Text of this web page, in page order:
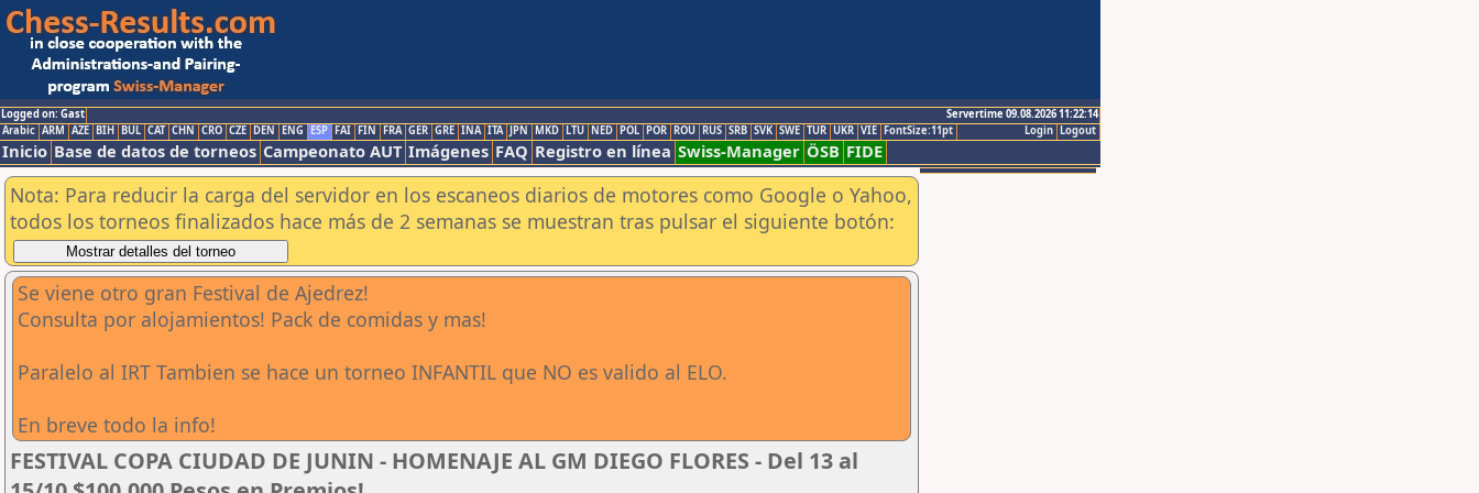
Logged on: Gast
Servertime 09.08.2026 11:22:14
Logout
Login
Arabic ARM AZE BIH BUL CAT CHN CRO CZE DEN ENG ESP FAI FIN FRA GER GRE INA ITA JPN MKD LTU NED POL POR ROU RUS SRB SVK SWE TUR UKR VIE FontSize:11pt
Inicio Base de datos de torneos Campeonato AUT Imágenes FAQ Registro en línea Swiss-Manager ÖSB FIDE
Nota: Para reducir la carga del servidor en los escaneos diarios de motores como Google o Yahoo,
todos los torneos finalizados hace más de 2 semanas se muestran tras pulsar el siguiente botón:
Se viene otro gran Festival de Ajedrez!
Consulta por alojamientos! Pack de comidas y mas!
Paralelo al IRT Tambien se hace un torneo INFANTIL que NO es valido al ELO.
En breve todo la info!
FESTIVAL COPA CIUDAD DE JUNIN - HOMENAJE AL GM DIEGO FLORES - Del 13 al